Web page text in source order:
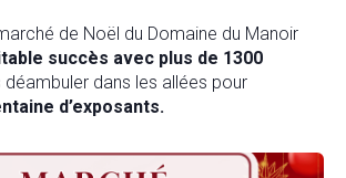
de Noël du Domaine du Manoir
succès avec plus de 1300
déambuler dans les allées pour
d’exposants.